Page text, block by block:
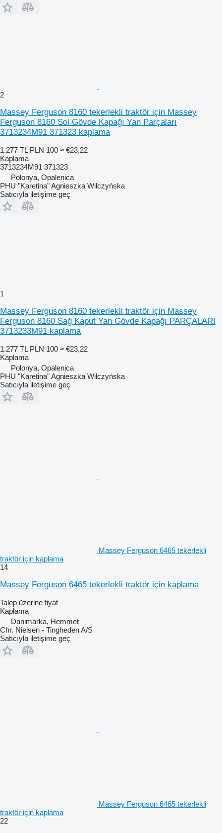
2
Massey Ferguson 8160 tekerlekli traktör için Massey
Ferguson 8160 Sol Gövde Kapağı Yan Parçaları
3713234M91 371323 kaplama
1.277 TL PLN 100 ≈ €23,22
Kaplama
3713234M91 371323
Polonya, Opalenica
PHU "Karetina" Agnieszka Wilczyńska
Satıcıyla iletişime geç
1
Massey Ferguson 8160 tekerlekli traktör için Massey
Ferguson 8160 Sağ Kaput Yan Gövde Kapağı PARÇALARI
3713233M91 kaplama
1.277 TL PLN 100 ≈ €23,22
Kaplama
Polonya, Opalenica
PHU "Karetina" Agnieszka Wilczyńska
Satıcıyla iletişime geç
Massey Ferguson 6465 tekerlekli
traktör için kaplama
14
Massey Ferguson 6465 tekerlekli traktör için kaplama
Talep üzerine fiyat
Kaplama
Danimarka, Hemmet
Chr. Nielsen - Tingheden A/S
Satıcıyla iletişime geç
Massey Ferguson 6465 tekerlekli
traktör için kaplama
22